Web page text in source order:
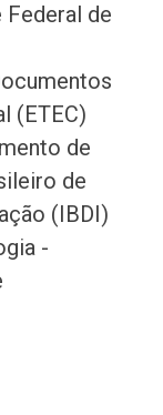
Federal de
(ETEC)
de
de
(IBDI)
-